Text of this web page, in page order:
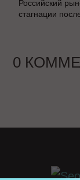
Российский
стагнации
0